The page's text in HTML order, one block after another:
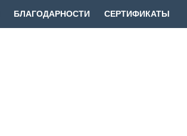
БЛАГОДАРНОСТИ СЕРТИФИКАТЫ